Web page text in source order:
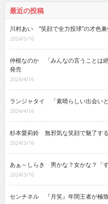
最近の投稿
川村あい “笑顔で全力投球”の才色
2024/5/16
仲根なのか 「みんなの言うことは
発売
2024/4/16
ランジャタイ 「素晴らしい出会い
2024/4/16
杉本愛莉鈴 無邪気な笑顔で魅了す
2024/3/16
あぁ～しらき 男かな？女かな？「
2024/3/16
センチネル 『月笑』年間王者が極